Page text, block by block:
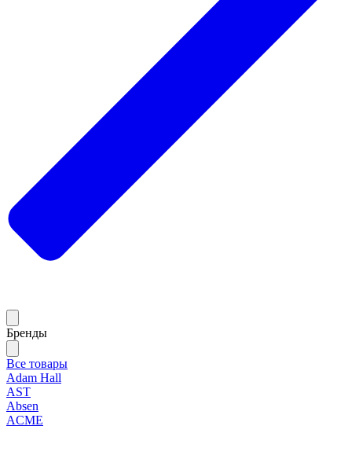
Бренды
Все товары
Adam Hall
AST
Absen
ACME